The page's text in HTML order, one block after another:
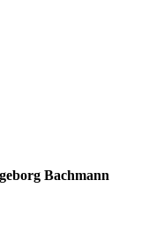
Bachmann